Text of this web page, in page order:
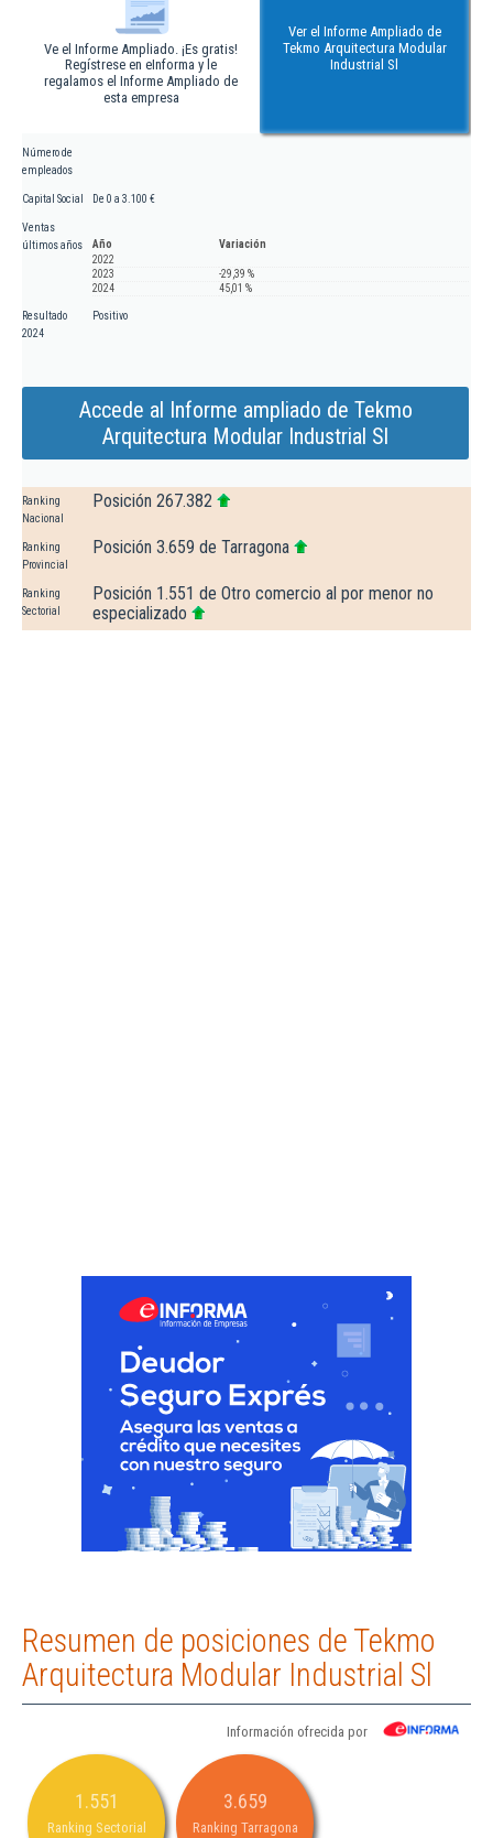
Ve el Informe Ampliado. ¡Es gratis!
Regístrese en eInforma y le
regalamos el Informe Ampliado de
esta empresa
Ver el Informe Ampliado de
Tekmo Arquitectura Modular
Industrial Sl
Número de
empleados
Capital Social De 0 a 3.100 €
Ventas
últimos años
Año
Variación
2022
2023
-29,39 %
2024
45,01 %
Resultado
2024
Positivo
Accede al Informe ampliado de Tekmo
Arquitectura Modular Industrial Sl
Ranking
Nacional
Posición 267.382
Ranking
Provincial
Posición 3.659 de Tarragona
Ranking
Sectorial
Posición 1.551 de Otro comercio al por menor no
especializado
Resumen de posiciones de Tekmo
Arquitectura Modular Industrial Sl
Información ofrecida por
1.551
Ranking Sectorial
3.659
Ranking Tarragona